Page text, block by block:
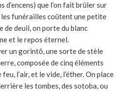
d’encens) que l’on fait brûler sur
les funérailles coûtent une petite
deuil, on porte du blanc
et le repos éternel.
un gorintô, une sorte de stèle
composée de cinq éléments
l’air, et le vide, l’éther. On place
les tombes, des sotoba, ou